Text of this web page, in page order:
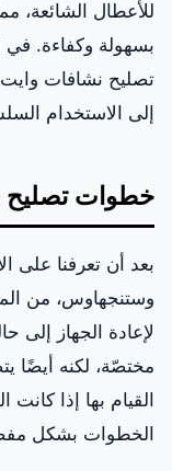
للأعطال الشائعة،
بسهولة وكفاءة.
تصليح نشافات
إلى الاستخدام
خطوات تصليح
بعد أن تعرفنا على
وستنجهاوس، من
لإعادة الجهاز إلى
مختصّة، لكنه أيضًا
القيام بها إذا
الخطوات بشكل